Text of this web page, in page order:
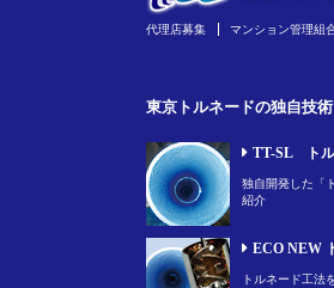
代理店募集 マンション管理組
東京トルネードの独自技術
TT-SL ト
独自開発した「
紹介
ECO NEW
トルネード工法